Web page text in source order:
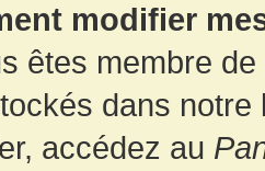
modifier
êtes membre
dans
accédez au